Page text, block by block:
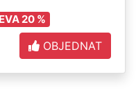
20 %
OBJEDNAT